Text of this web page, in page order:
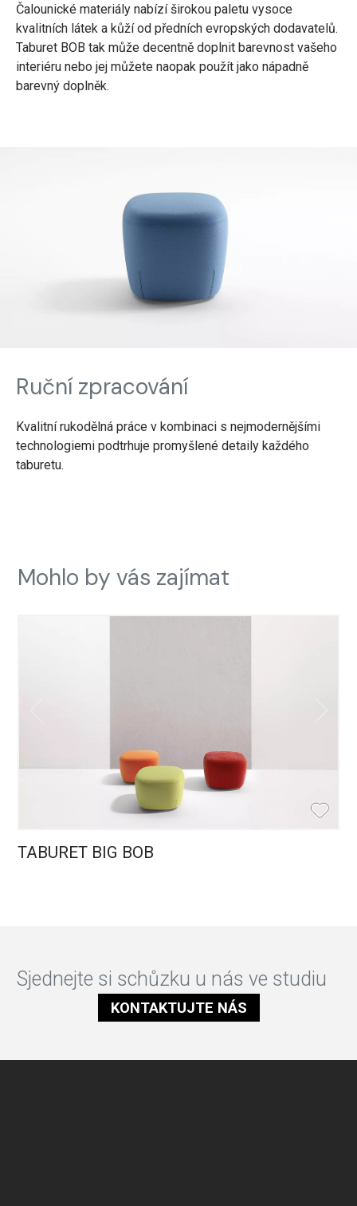
Čalounické materiály nabízí širokou paletu vysoce
kvalitních látek a kůží od předních evropských dodavatelů.
Taburet BOB tak může decentně doplnit barevnost vašeho
interiéru nebo jej můžete naopak použít jako nápadně
barevný doplněk.
Ruční zpracování
Kvalitní rukodělná práce v kombinaci s nejmodernějšími
technologiemi podtrhuje promyšlené detaily každého
taburetu.
Mohlo by vás zajímat
TABURET BIG BOB
Sjednejte si schůzku u nás ve studiu
KONTAKTUJTE NÁS